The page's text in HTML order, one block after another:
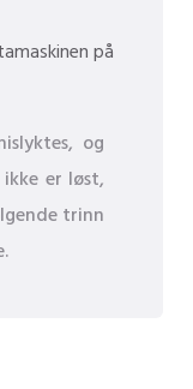
på
og
er løst,
trinn